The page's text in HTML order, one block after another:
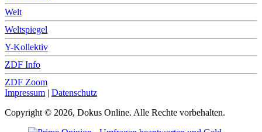
Welt
Weltspiegel
Y-Kollektiv
ZDF Info
ZDF Zoom
Impressum | Datenschutz
Copyright © 2026, Dokus Online. Alle Rechte vorbehalten.